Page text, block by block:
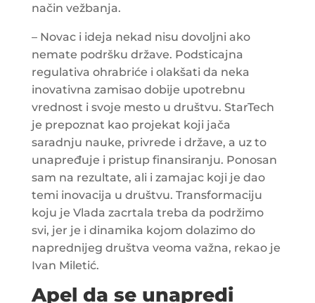
način vežbanja.
– Novac i ideja nekad nisu dovoljni ako
nemate podršku države. Podsticajna
regulativa ohrabriće i olakšati da neka
inovativna zamisao dobije upotrebnu
vrednost i svoje mesto u društvu. StarTech
je prepoznat kao projekat koji jača
saradnju nauke, privrede i države, a uz to
unapređuje i pristup finansiranju. Ponosan
sam na rezultate, ali i zamajac koji je dao
temi inovacija u društvu. Transformaciju
koju je Vlada zacrtala treba da podržimo
svi, jer je i dinamika kojom dolazimo do
naprednijeg društva veoma važna, rekao je
Ivan Miletić.
Apel da se unapredi